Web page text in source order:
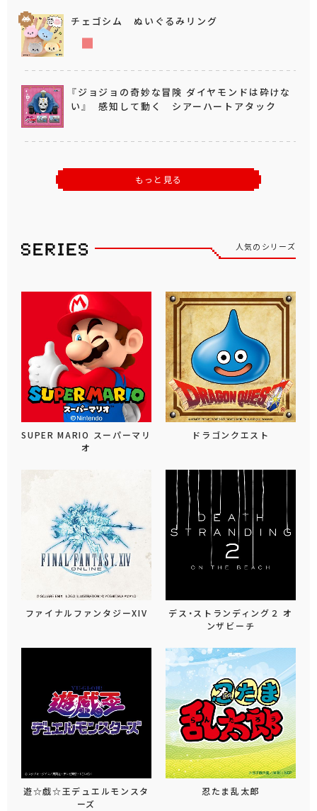
チェゴシム ぬいぐるみリング
『ジョジョの奇妙な冒険 ダイヤモンドは砕けな
い』 感知して動く シアーハートアタック
もっと見る
人気のシリーズ
SUPER MARIO スーパーマリ
オ
ドラゴンクエスト
ファイナルファンタジーXIV
デス・ストランディング２ オ
ンザビーチ
遊☆戯☆王デュエルモンスタ
ーズ
忍たま乱太郎